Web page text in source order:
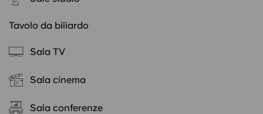
Tavolo da biliardo
Sala TV
Sala cinema
Sala conferenze